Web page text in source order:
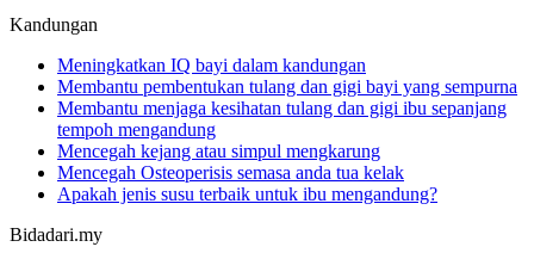
Kandungan
Meningkatkan IQ bayi dalam kandungan
Membantu pembentukan tulang dan gigi bayi yang sempurna
Membantu menjaga kesihatan tulang dan gigi ibu sepanjang
tempoh mengandung
Mencegah kejang atau simpul mengkarung
Mencegah Osteoperisis semasa anda tua kelak
Apakah jenis susu terbaik untuk ibu mengandung?
Bidadari.my